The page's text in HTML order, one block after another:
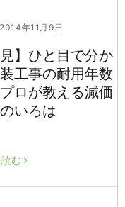
年11月9日
見】ひと目で分か
工事の耐用年数
ロが教える減価
いろは
む